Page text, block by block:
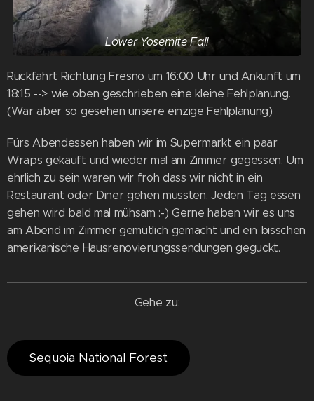
Lower Yosemite Fall
Rückfahrt Richtung Fresno um 16:00 Uhr und Ankunft um
18:15 --> wie oben geschrieben eine kleine Fehlplanung.
(War aber so gesehen unsere einzige Fehlplanung)
Fürs Abendessen haben wir im Supermarkt ein paar
Wraps gekauft und wieder mal am Zimmer gegessen. Um
ehrlich zu sein waren wir froh dass wir nicht in ein
Restaurant oder Diner gehen mussten. Jeden Tag essen
gehen wird bald mal mühsam :-) Gerne haben wir es uns
am Abend im Zimmer gemütlich gemacht und ein bisschen
amerikanische Hausrenovierungssendungen geguckt.
Gehe zu:
Sequoia National Forest